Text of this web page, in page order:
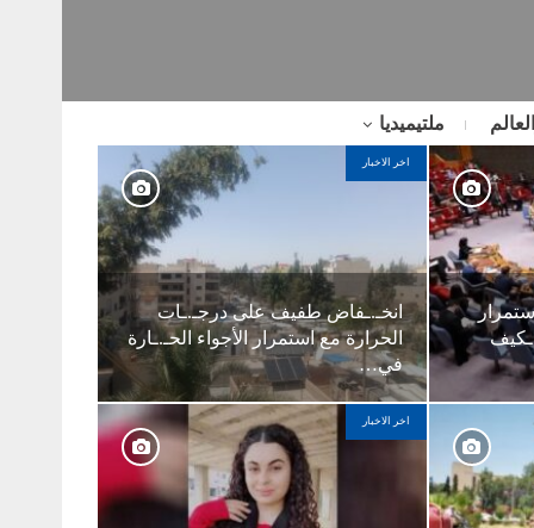
ملتيميديا
اخر الاخبار
انخـ.ـفاض طفيف على درجـ.ـات
الحرارة مع استمرار الأجواء الحـ.ـارة
في…
اخر الاخبار